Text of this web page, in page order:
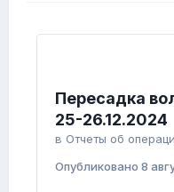
Пересадка
25-26.12.2024
в Отчеты об
Опубликовано 8